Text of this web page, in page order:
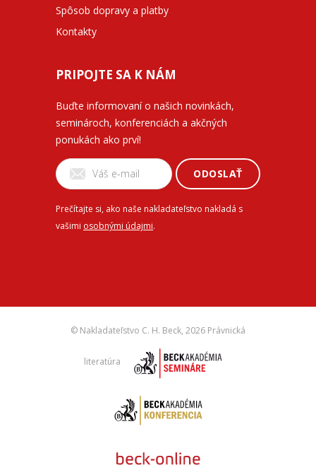
Spôsob dopravy a platby
Kontakty
PRIPOJTE SA K NÁM
Buďte informovaní o našich novinkách,
seminároch, konferenciách a akčných
ponukách ako prví!
ODOSLAŤ
Prečítajte si, ako naše nakladateľstvo nakladá s
vašimi osobnými údajmi.
© Nakladateľstvo C. H. Beck, 2026 Právnická
literatúra